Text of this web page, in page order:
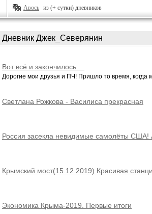
Авось из (+ сутки) дневников
Дневник Джек_Северянин
Вот всё и закончилось....
Дорогие мои друзья и ПЧ! Пришло то время, когда
Светлана Рожкова - Василиса прекрасная
Россия засекла невидимые самолёты США!
Крымский мост(15.12.2019) Красивая
Экономика Крыма-2019. Первые итоги